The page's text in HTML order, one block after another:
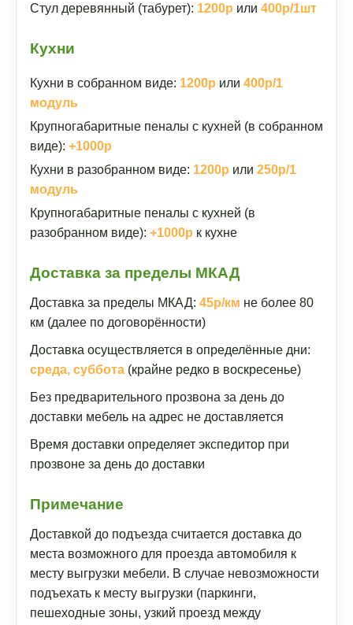
Стул деревянный (табурет): 1200р или 400р/1шт
Кухни
Кухни в собранном виде: 1200р или 400р/1
модуль
Крупногабаритные пеналы с кухней (в собранном
виде): +1000р
Кухни в разобранном виде: 1200р или 250р/1
модуль
Крупногабаритные пеналы с кухней (в
разобранном виде): +1000р к кухне
Доставка за пределы МКАД
Доставка за пределы МКАД: 45р/км не более 80
км (далее по договорённости)
Доставка осуществляется в определённые дни:
среда, суббота (крайне редко в воскресенье)
Без предварительного прозвона за день до
доставки мебель на адрес не доставляется
Время доставки определяет экспедитор при
прозвоне за день до доставки
Примечание
Доставкой до подъезда считается доставка до
места возможного для проезда автомобиля к
месту выгрузки мебели. В случае невозможности
подъехать к месту выгрузки (паркинги,
пешеходные зоны, узкий проезд между